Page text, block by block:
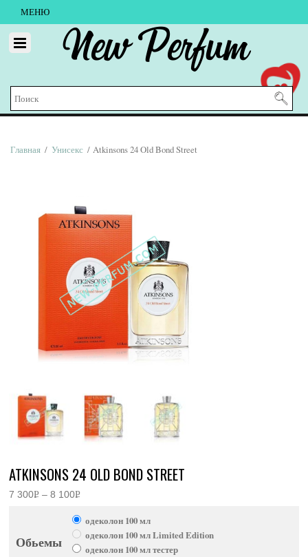
МЕНЮ
New Perfum
Главная / Унисекс / Atkinsons 24 Old Bond Street
ATKINSONS 24 OLD BOND STREET
7 300Р – 8 100Р
Обьемы
одеколон 100 мл
одеколон 100 мл Limited Edition
одеколон 100 мл тестер